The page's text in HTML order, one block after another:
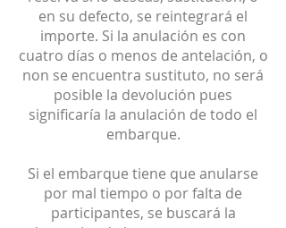
en su defecto, se reintegrará el
importe. Si la anulación es con
cuatro días o menos de antelación, o
non se encuentra sustituto, no será
posible la devolución pues
significaría la anulación de todo el
embarque.
Si el embarque tiene que anularse
por mal tiempo o por falta de
participantes, se buscará la